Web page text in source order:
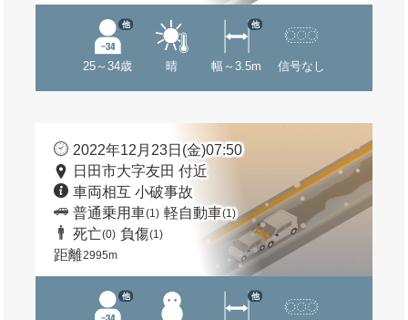
25～34歳
他
晴 幅～3.5m
他
信号なし
2022年12月23日(金)07:50
日田市大字友田 付近
車両相互 小破事故
普通乗用車(1) 軽自動車(1)
死亡(0) 負傷(1)
距離2995m
他 他